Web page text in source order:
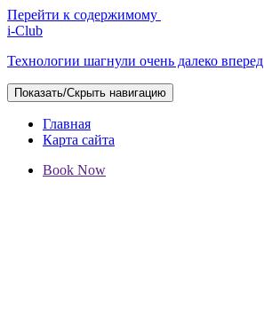
Перейти к содержимому
i-Club
Технологии шагнули очень далеко вперед
Показать/Скрыть навигацию
Главная
Карта сайта
Book Now